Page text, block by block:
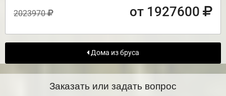
2023970 от 1927600
Дома из бруса
Заказать или задать вопрос